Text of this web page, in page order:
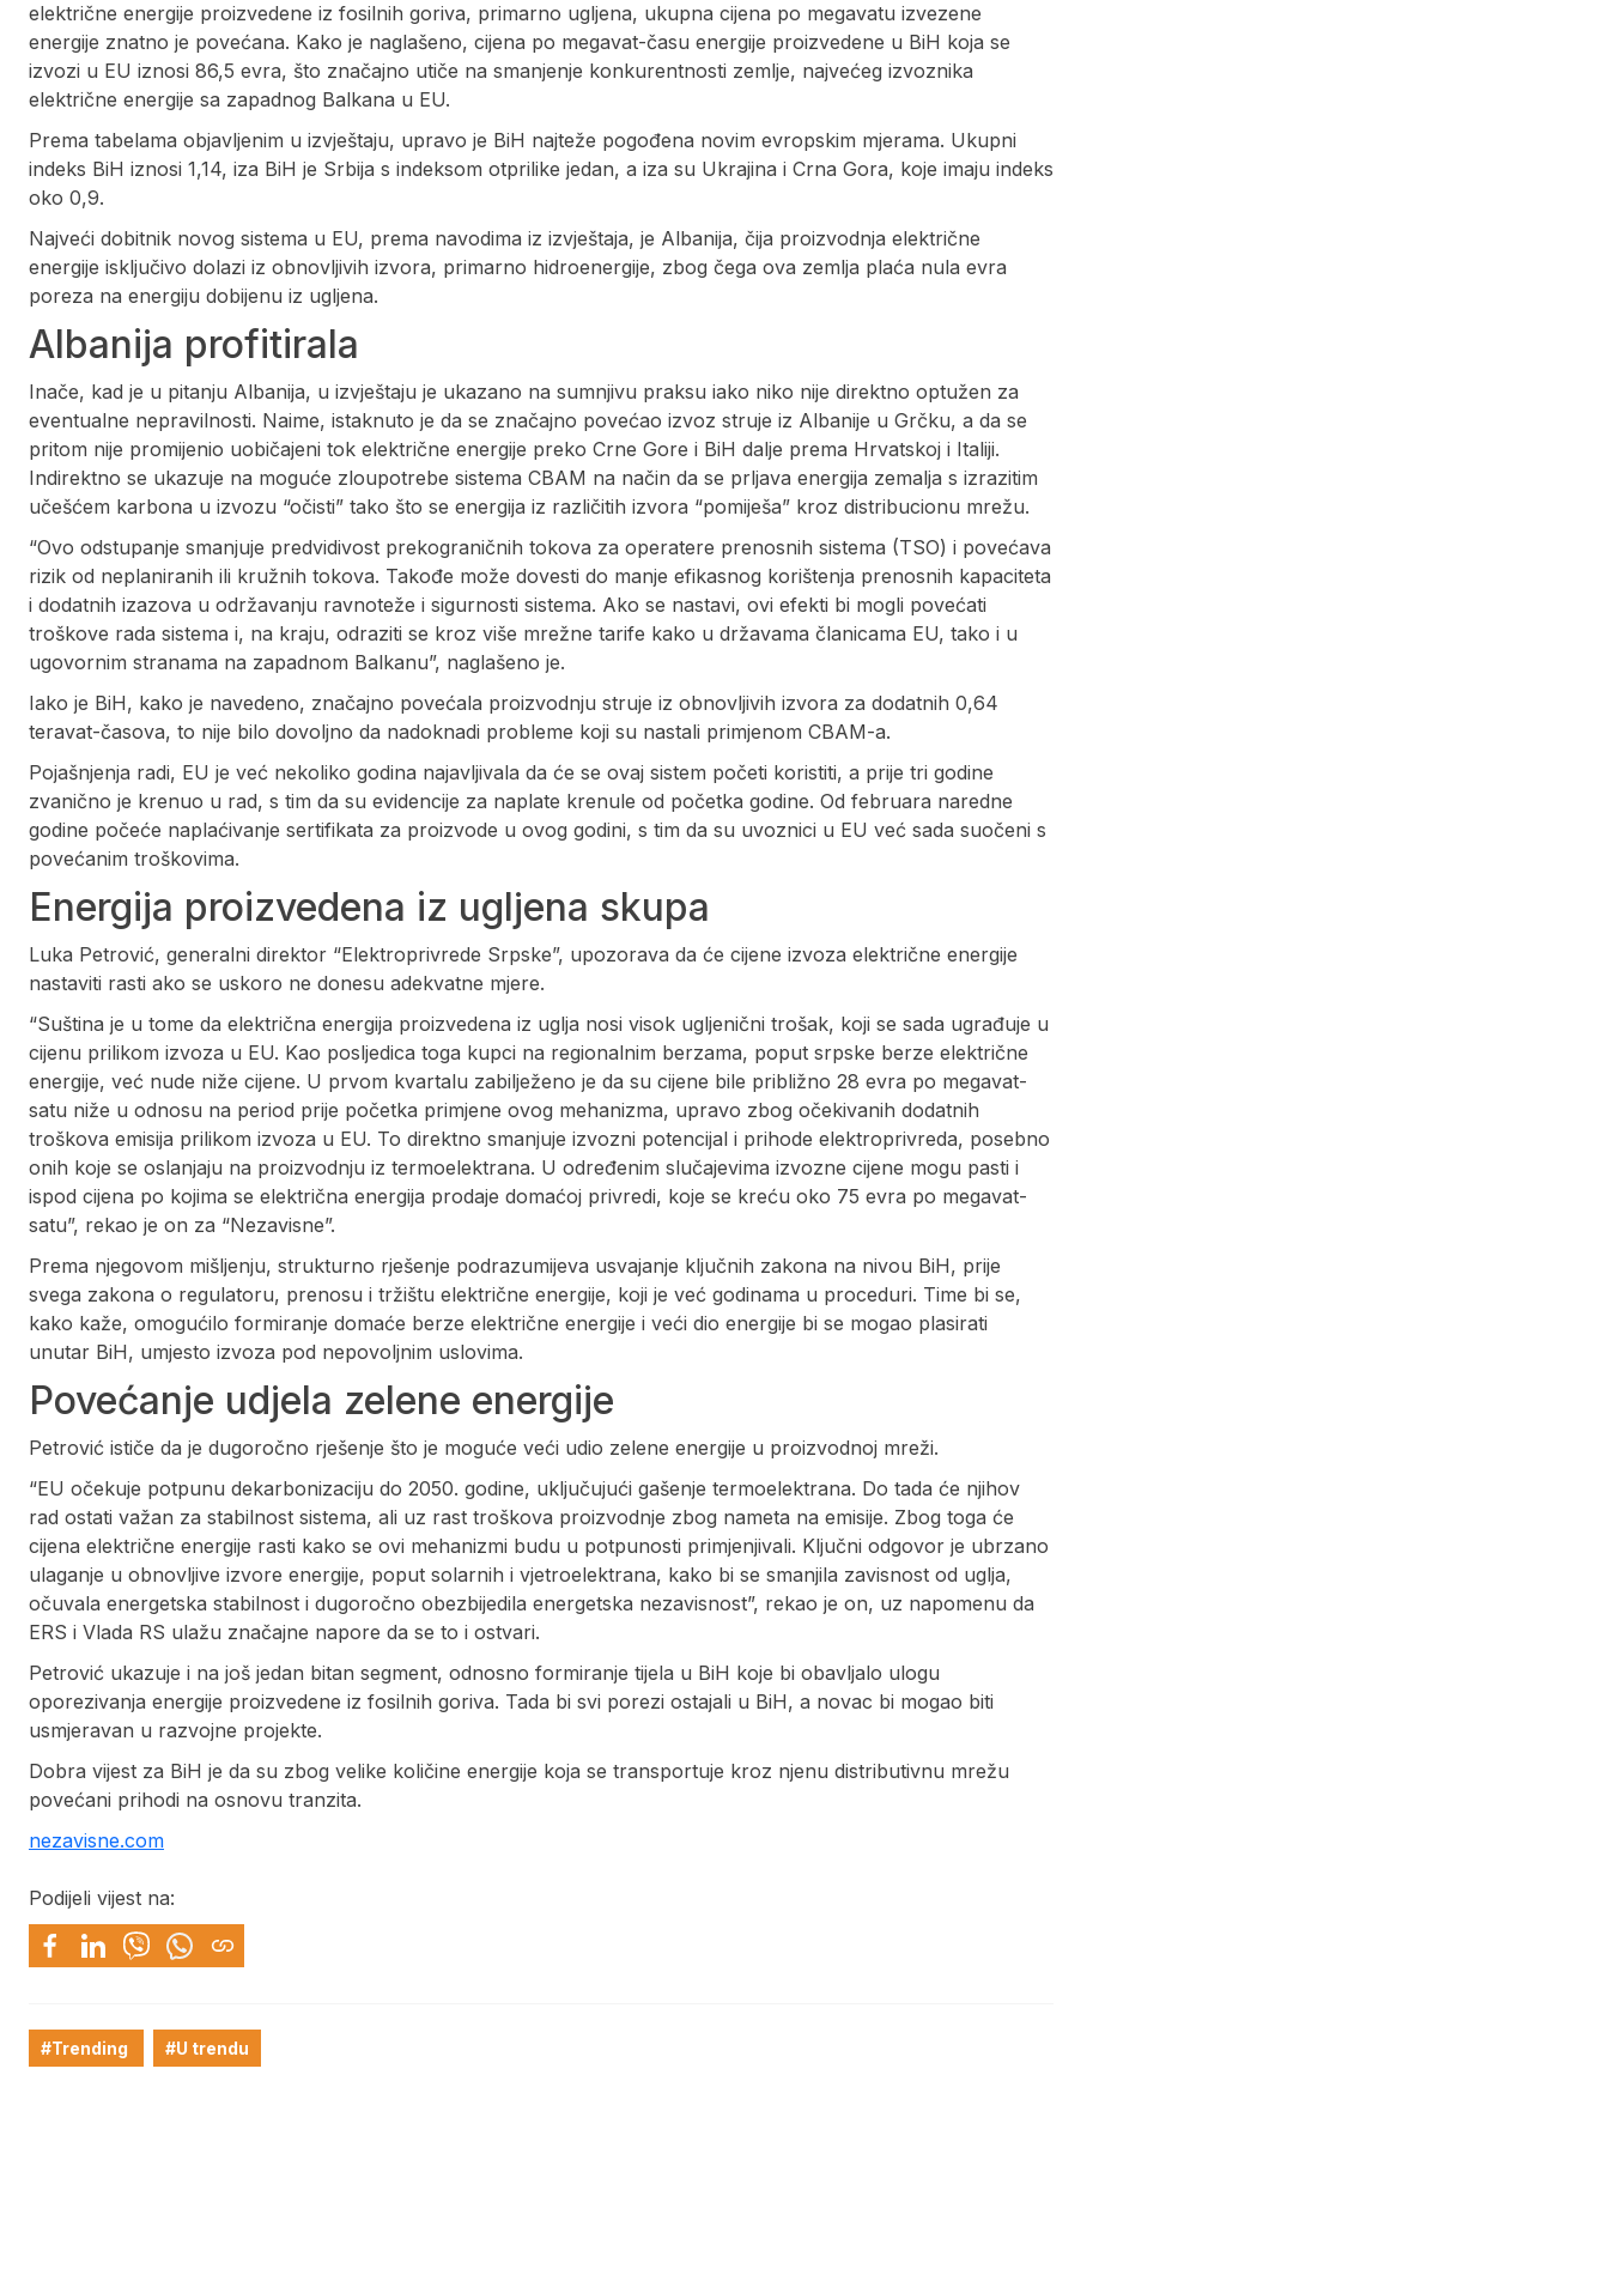
električne energije proizvedene iz fosilnih goriva, primarno ugljena, ukupna cijena po megavatu izvezene
energije znatno je povećana. Kako je naglašeno, cijena po megavat-času energije proizvedene u BiH koja se
izvozi u EU iznosi 86,5 evra, što značajno utiče na smanjenje konkurentnosti zemlje, najvećeg izvoznika
električne energije sa zapadnog Balkana u EU.
Prema tabelama objavljenim u izvještaju, upravo je BiH najteže pogođena novim evropskim mjerama. Ukupni
indeks BiH iznosi 1,14, iza BiH je Srbija s indeksom otprilike jedan, a iza su Ukrajina i Crna Gora, koje imaju indeks
oko 0,9.
Najveći dobitnik novog sistema u EU, prema navodima iz izvještaja, je Albanija, čija proizvodnja električne
energije isključivo dolazi iz obnovljivih izvora, primarno hidroenergije, zbog čega ova zemlja plaća nula evra
poreza na energiju dobijenu iz ugljena.
Albanija profitirala
Inače, kad je u pitanju Albanija, u izvještaju je ukazano na sumnjivu praksu iako niko nije direktno optužen za
eventualne nepravilnosti. Naime, istaknuto je da se značajno povećao izvoz struje iz Albanije u Grčku, a da se
pritom nije promijenio uobičajeni tok električne energije preko Crne Gore i BiH dalje prema Hrvatskoj i Italiji.
Indirektno se ukazuje na moguće zloupotrebe sistema CBAM na način da se prljava energija zemalja s izrazitim
učešćem karbona u izvozu “očisti” tako što se energija iz različitih izvora “pomiješa” kroz distribucionu mrežu.
“Ovo odstupanje smanjuje predvidivost prekograničnih tokova za operatere prenosnih sistema (TSO) i povećava
rizik od neplaniranih ili kružnih tokova. Takođe može dovesti do manje efikasnog korištenja prenosnih kapaciteta
i dodatnih izazova u održavanju ravnoteže i sigurnosti sistema. Ako se nastavi, ovi efekti bi mogli povećati
troškove rada sistema i, na kraju, odraziti se kroz više mrežne tarife kako u državama članicama EU, tako i u
ugovornim stranama na zapadnom Balkanu”, naglašeno je.
Iako je BiH, kako je navedeno, značajno povećala proizvodnju struje iz obnovljivih izvora za dodatnih 0,64
teravat-časova, to nije bilo dovoljno da nadoknadi probleme koji su nastali primjenom CBAM-a.
Pojašnjenja radi, EU je već nekoliko godina najavljivala da će se ovaj sistem početi koristiti, a prije tri godine
zvanično je krenuo u rad, s tim da su evidencije za naplate krenule od početka godine. Od februara naredne
godine počeće naplaćivanje sertifikata za proizvode u ovog godini, s tim da su uvoznici u EU već sada suočeni s
povećanim troškovima.
Energija proizvedena iz ugljena skupa
Luka Petrović, generalni direktor “Elektroprivrede Srpske”, upozorava da će cijene izvoza električne energije
nastaviti rasti ako se uskoro ne donesu adekvatne mjere.
“Suština je u tome da električna energija proizvedena iz uglja nosi visok ugljenični trošak, koji se sada ugrađuje u
cijenu prilikom izvoza u EU. Kao posljedica toga kupci na regionalnim berzama, poput srpske berze električne
energije, već nude niže cijene. U prvom kvartalu zabilježeno je da su cijene bile približno 28 evra po megavat-
satu niže u odnosu na period prije početka primjene ovog mehanizma, upravo zbog očekivanih dodatnih
troškova emisija prilikom izvoza u EU. To direktno smanjuje izvozni potencijal i prihode elektroprivreda, posebno
onih koje se oslanjaju na proizvodnju iz termoelektrana. U određenim slučajevima izvozne cijene mogu pasti i
ispod cijena po kojima se električna energija prodaje domaćoj privredi, koje se kreću oko 75 evra po megavat-
satu”, rekao je on za “Nezavisne”.
Prema njegovom mišljenju, strukturno rješenje podrazumijeva usvajanje ključnih zakona na nivou BiH, prije
svega zakona o regulatoru, prenosu i tržištu električne energije, koji je već godinama u proceduri. Time bi se,
kako kaže, omogućilo formiranje domaće berze električne energije i veći dio energije bi se mogao plasirati
unutar BiH, umjesto izvoza pod nepovoljnim uslovima.
Povećanje udjela zelene energije
Petrović ističe da je dugoročno rješenje što je moguće veći udio zelene energije u proizvodnoj mreži.
“EU očekuje potpunu dekarbonizaciju do 2050. godine, uključujući gašenje termoelektrana. Do tada će njihov
rad ostati važan za stabilnost sistema, ali uz rast troškova proizvodnje zbog nameta na emisije. Zbog toga će
cijena električne energije rasti kako se ovi mehanizmi budu u potpunosti primjenjivali. Ključni odgovor je ubrzano
ulaganje u obnovljive izvore energije, poput solarnih i vjetroelektrana, kako bi se smanjila zavisnost od uglja,
očuvala energetska stabilnost i dugoročno obezbijedila energetska nezavisnost”, rekao je on, uz napomenu da
ERS i Vlada RS ulažu značajne napore da se to i ostvari.
Petrović ukazuje i na još jedan bitan segment, odnosno formiranje tijela u BiH koje bi obavljalo ulogu
oporezivanja energije proizvedene iz fosilnih goriva. Tada bi svi porezi ostajali u BiH, a novac bi mogao biti
usmjeravan u razvojne projekte.
Dobra vijest za BiH je da su zbog velike količine energije koja se transportuje kroz njenu distributivnu mrežu
povećani prihodi na osnovu tranzita.
nezavisne.com
Podijeli vijest na:
#Trending #U trendu